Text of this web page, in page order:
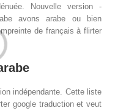
avons arabe ou bien
de français à flirter
indépendante. Cette liste
google traduction et veut